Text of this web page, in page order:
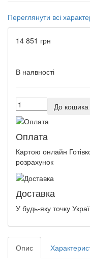
Переглянути всі
14 851 грн
В наявності
До кошика
Оплата
Картою онлайн
розрахунок
Доставка
У будь-яку точку
Опис